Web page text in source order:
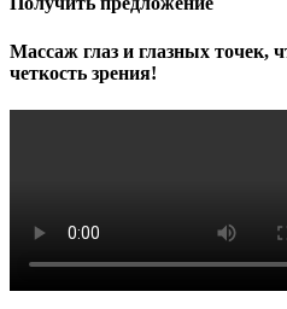
Массаж глаз и глазных точек,
четкость зрения!